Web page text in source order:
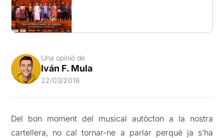
Una opinió de
Iván F. Mula
22/03/2016
Del bon moment del musical autòcton a la nostra
cartellera, no cal tornar-ne a parlar perquè ja s’ha